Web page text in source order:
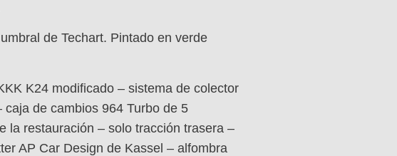
de Techart. Pintado en verde
K24 modificado – sistema de colector
de cambios 964 Turbo de 5
la restauración – solo tracción trasera –
AP Car Design de Kassel – alfombra